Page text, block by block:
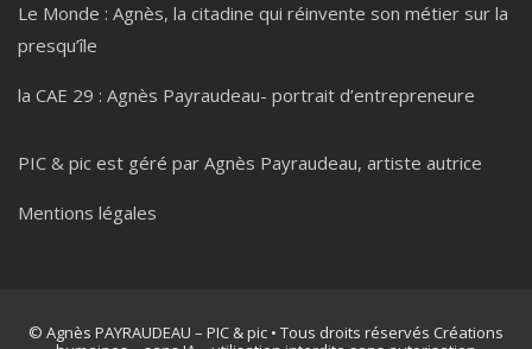
Le Monde : Agnès, la citadine qui réinvente son métier sur la
presqu’île
la CAE 29 : Agnès Payraudeau- portrait d’entrepreneure
PIC & pic est géré par Agnès Payraudeau, artiste autrice
Mentions légales
© Agnès PAYRAUDEAU – PIC & pic • Tous droits réservés Créations